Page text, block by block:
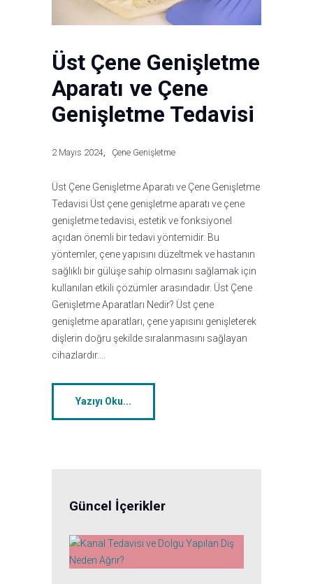
Üst Çene Genişletme
Aparatı ve Çene
Genişletme Tedavisi
2 Mayıs 2024 Çene Genişletme
Üst Çene Genişletme Aparatı ve Çene Genişletme
Tedavisi Üst çene genişletme aparatı ve çene
genişletme tedavisi, estetik ve fonksiyonel
açıdan önemli bir tedavi yöntemidir. Bu
yöntemler, çene yapısını düzeltmek ve hastanın
sağlıklı bir gülüşe sahip olmasını sağlamak için
kullanılan etkili çözümler arasındadır. Üst Çene
Genişletme Aparatları Nedir? Üst çene
genişletme aparatları, çene yapısını genişleterek
dişlerin doğru şekilde sıralanmasını sağlayan
cihazlardır.…
Yazıyı Oku...
Güncel İçerikler